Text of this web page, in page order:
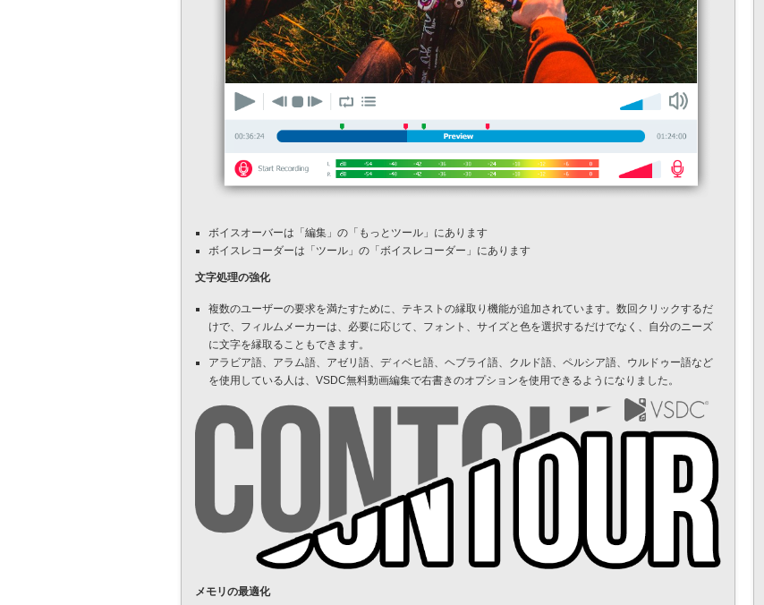
ボイスオーバーは「編集」の「もっとツール」にあります
ボイスレコーダーは「ツール」の「ボイスレコーダー」にあります
文字処理の強化
複数のユーザーの要求を満たすために、テキストの縁取り機能が追加されています。数回クリックするだ
けで、フィルムメーカーは、必要に応じて、フォント、サイズと色を選択するだけでなく、自分のニーズ
に文字を縁取ることもできます。
アラビア語、アラム語、アゼリ語、ディベヒ語、ヘブライ語、クルド語、ペルシア語、ウルドゥー語など
を使用している人は、VSDC無料動画編集で右書きのオプションを使用できるようになりました。
メモリの最適化